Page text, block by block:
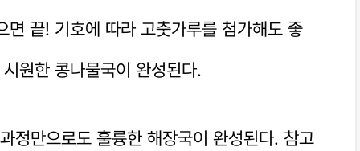
면 끝! 기호에 따라 고춧가루를 첨가해도 좋
원한 콩나물국이 완성된다.
정만으로도 훌륭한 해장국이 완성된다. 참고